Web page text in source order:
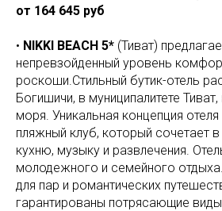
от 164 645 руб
• NIKKI BEACH 5* (Тиват)
непревзойденный уровень
роскоши.Стильный бутик-отель
Богишичи, в муниципалитете
моря. Уникальная концепция
пляжный клуб, который сочетает
кухню, музыку и развлечения.
молодежного и семейного
для пар и романтических
гарантированы потрясающие